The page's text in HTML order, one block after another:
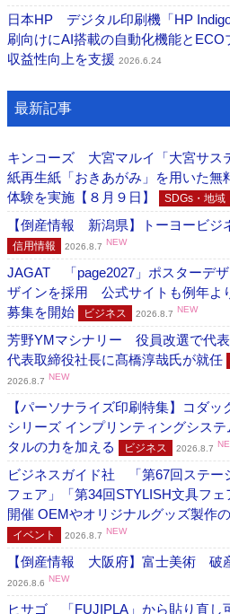
日本HP デジタル印刷機「HP
刷向けにAI搭載の自動化機能とECO
収益性向上を支援 2026.6.24
最新記事
キンコーズ 大宮マルイ「大宮サ
紙再生紙「おきあがみ」を用いた無
体験を実施【８月９日】
SDGs・地域
【倒産情報 新潟県】トーヨービ
信用情報 2026.8.7 NEW
JAGAT 「page2027」ポスターデ
ザインを採用 公式サイトも例年よ
募集を開始
ビジネス 2026.8.7 NEW
芳野YMマシナリー 役員改選で代表
代表取締役社長に髙橋淳哉氏が就任
2026.8.7 NEW
【パーソナライズ印刷特集】コダ
シリーズ インプリンティングシス
タルの力を加える
ビジネス 2026.8.7
ビジネスガイド社 「第67回ステー
フェア」「第34回STYLISH文具フ
開催 OEMやオリジナルグッズ製作
イベント 2026.8.7 NEW
【倒産情報 大阪府】富士美術 破
2026.8.6 NEW
ヒサゴ 「FUJIPLA」から貼り直し